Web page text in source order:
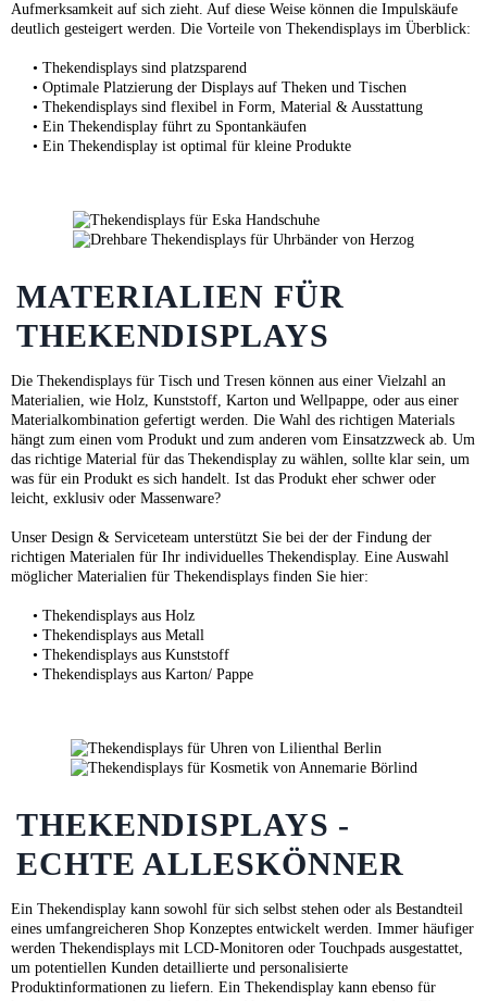
Aufmerksamkeit auf sich zieht. Auf diese Weise können die Impulskäufe
deutlich gesteigert werden. Die Vorteile von Thekendisplays im Überblick:
• Thekendisplays sind platzsparend
• Optimale Platzierung der Displays auf Theken und Tischen
• Thekendisplays sind flexibel in Form, Material & Ausstattung
• Ein Thekendisplay führt zu Spontankäufen
• Ein Thekendisplay ist optimal für kleine Produkte
MATERIALIEN FÜR
THEKENDISPLAYS
Die Thekendisplays für Tisch und Tresen können aus einer Vielzahl an
Materialien, wie Holz, Kunststoff, Karton und Wellpappe, oder aus einer
Materialkombination gefertigt werden. Die Wahl des richtigen Materials
hängt zum einen vom Produkt und zum anderen vom Einsatzzweck ab. Um
das richtige Material für das Thekendisplay zu wählen, sollte klar sein, um
was für ein Produkt es sich handelt. Ist das Produkt eher schwer oder
leicht, exklusiv oder Massenware?
Unser Design & Serviceteam unterstützt Sie bei der der Findung der
richtigen Materialen für Ihr individuelles Thekendisplay. Eine Auswahl
möglicher Materialien für Thekendisplays finden Sie hier:
• Thekendisplays aus Holz
• Thekendisplays aus Metall
• Thekendisplays aus Kunststoff
• Thekendisplays aus Karton/ Pappe
THEKENDISPLAYS -
ECHTE ALLESKÖNNER
Ein Thekendisplay kann sowohl für sich selbst stehen oder als Bestandteil
eines umfangreicheren Shop Konzeptes entwickelt werden. Immer häufiger
werden Thekendisplays mit LCD-Monitoren oder Touchpads ausgestattet,
um potentiellen Kunden detaillierte und personalisierte
Produktinformationen zu liefern. Ein Thekendisplay kann ebenso für